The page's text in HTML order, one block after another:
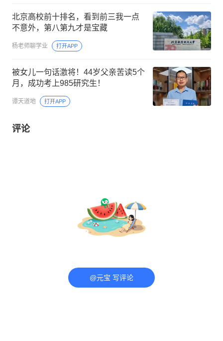
北京高校前十排名，看到前三我一点
不意外，第八第九才是宝藏
杨老师聊学业 打开APP
被女儿一句话激将！44岁父亲苦读5个
月，成功考上985研究生！
谭天道地 打开APP
评论
@元宝 写评论